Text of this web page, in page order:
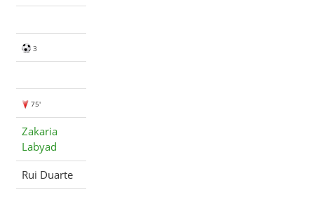
3
75'
Zakaria
Labyad
Rui Duarte